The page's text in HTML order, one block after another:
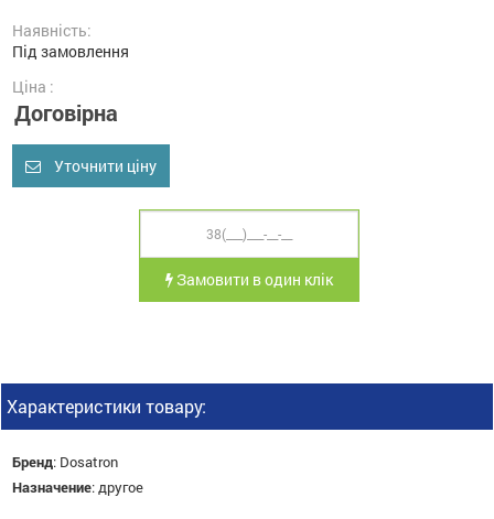
Наявність:
Під замовлення
Ціна :
Договірна
Уточнити ціну
Замовити в один клік
Характеристики товару:
Бренд: Dosatron
Назначение: другое